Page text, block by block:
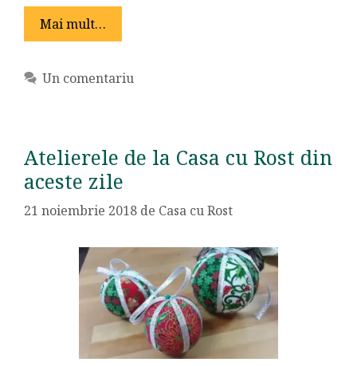
Mai mult…
Un comentariu
Atelierele de la Casa cu Rost din
aceste zile
21 noiembrie 2018 de Casa cu Rost